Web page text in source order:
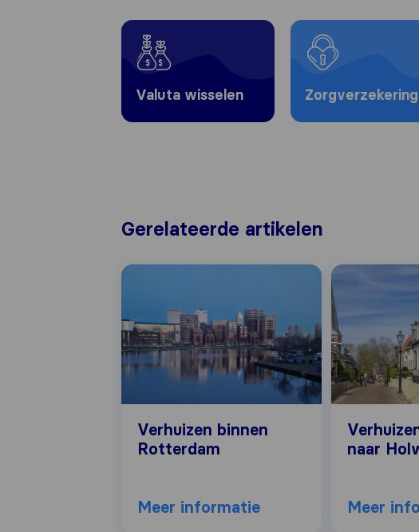
Valuta wisselen Zorgverzekering
Gerelateerde artikelen
Verhuizen binnen
Rotterdam
Meer informatie
naar
Meer